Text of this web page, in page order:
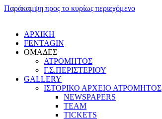
Παράκαμψη προς το κυρίως περιεχόμενο
ΑΡΧΙΚΗ
FENTAGIN
ΟΜΑΔΕΣ
ΑΤΡΟΜΗΤΟΣ
Γ.Σ.ΠEΡΙΣΤΕΡΙΟΥ
GALLERY
ΙΣΤΟΡΙΚΟ ΑΡΧΕΙΟ ΑΤΡΟΜΗΤΟΣ
NEWSPAPERS
TEAM
TICKETS